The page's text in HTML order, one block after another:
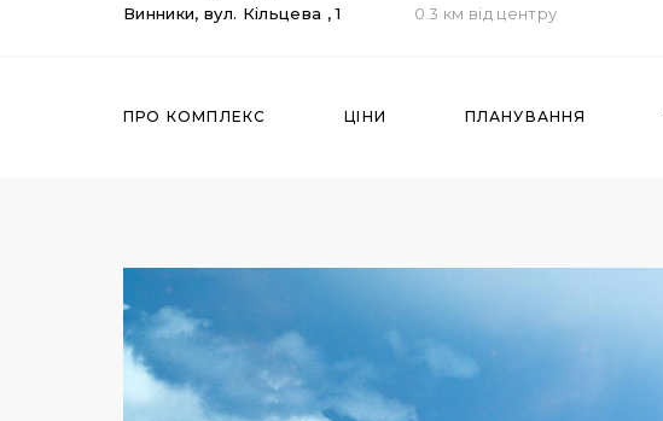
Винники, вул. Кільцева , 1 0.3 км від центру
ПРО КОМПЛЕКС ЦІНИ ПЛАНУВАННЯ